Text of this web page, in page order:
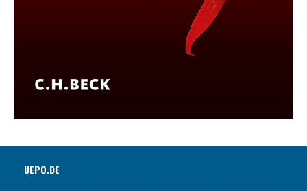
UEPO.DE